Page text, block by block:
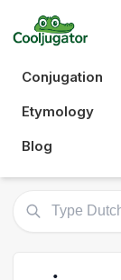
Conjugation
Etymology
Blog